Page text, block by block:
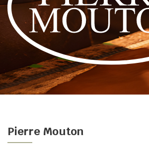
Pierre Mouton